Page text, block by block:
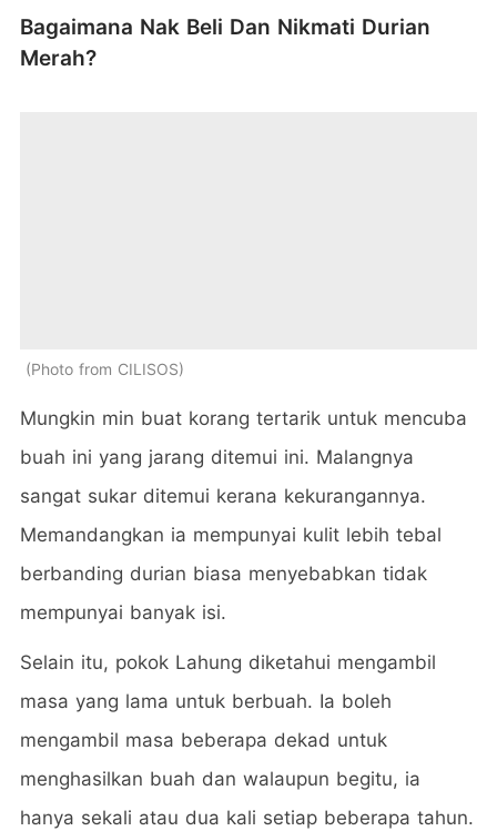
Bagaimana Nak Beli Dan Nikmati Durian
Merah?
Photo from CILISOS
Mungkin min buat korang tertarik untuk mencuba
buah ini yang jarang ditemui ini. Malangnya
sangat sukar ditemui kerana kekurangannya.
Memandangkan ia mempunyai kulit lebih tebal
berbanding durian biasa menyebabkan tidak
mempunyai banyak isi.
Selain itu, pokok Lahung diketahui mengambil
masa yang lama untuk berbuah. Ia boleh
mengambil masa beberapa dekad untuk
menghasilkan buah dan walaupun begitu, ia
hanya sekali atau dua kali setiap beberapa tahun.